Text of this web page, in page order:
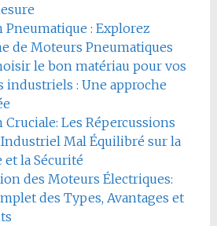
: Explorez
de Moteurs Pneumatiques
le bon matériau pour vos
industriels : Une approche
Les Répercussions
Industriel Mal Équilibré sur la
la Sécurité
des Moteurs Électriques:
des Types, Avantages et